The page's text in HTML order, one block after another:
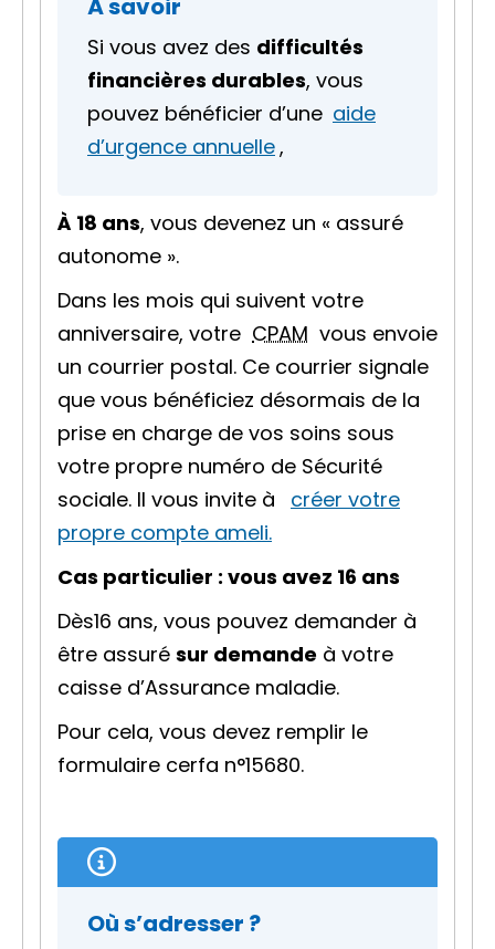
À savoir
Si vous avez des difficultés
financières durables, vous
pouvez bénéficier d’une aide
d’urgence annuelle,
À 18 ans, vous devenez un « assuré
autonome ».
Dans les mois qui suivent votre
anniversaire, votre CPAM vous envoie
un courrier postal. Ce courrier signale
que vous bénéficiez désormais de la
prise en charge de vos soins sous
votre propre numéro de Sécurité
sociale. Il vous invite à
créer votre
propre compte ameli.
Cas particulier : vous avez 16 ans
Dès16 ans, vous pouvez demander à
être assuré sur demande à votre
caisse d’Assurance maladie.
Pour cela, vous devez remplir le
formulaire cerfa n°15680.
Où s’adresser ?